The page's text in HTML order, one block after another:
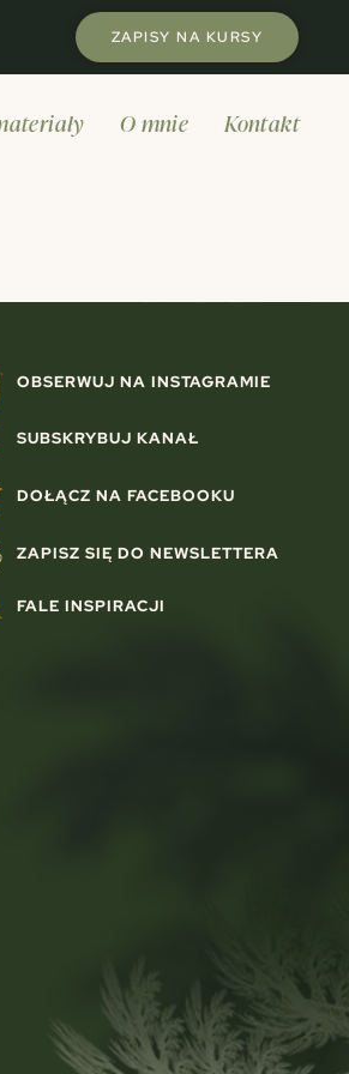
ZAPISY NA KURSY
O mnie Kontakt
OBSERWUJ NA INSTAGRAMIE
SUBSKRYBUJ KANAŁ
DOŁĄCZ NA FACEBOOKU
ZAPISZ SIĘ DO NEWSLETTERA
FALE INSPIRACJI